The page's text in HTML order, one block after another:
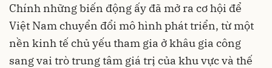
Chính những biến động ấy đã mở ra cơ hội để
Việt Nam chuyển đổi mô hình phát triển, từ một
nền kinh tế chủ yếu tham gia ở khâu gia công
sang vai trò trung tâm giá trị của khu vực và thế